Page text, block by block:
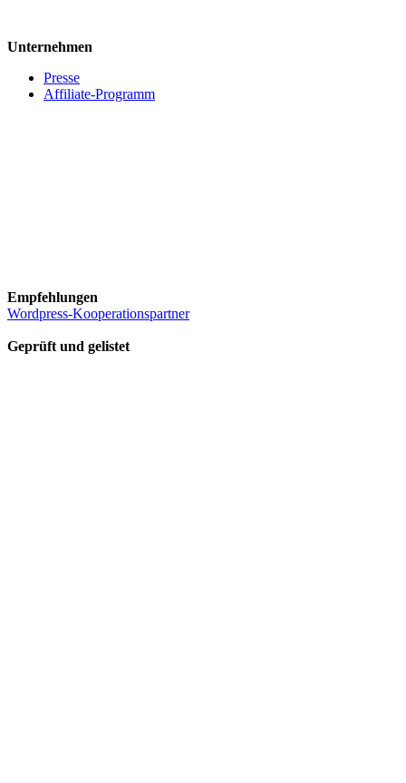
Unternehmen
Presse
Affiliate-Programm
Empfehlungen
Wordpress-Kooperationspartner
Geprüft und gelistet